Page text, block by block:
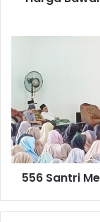
Mendapatkan
Beasantri
Baznas
556 Santri